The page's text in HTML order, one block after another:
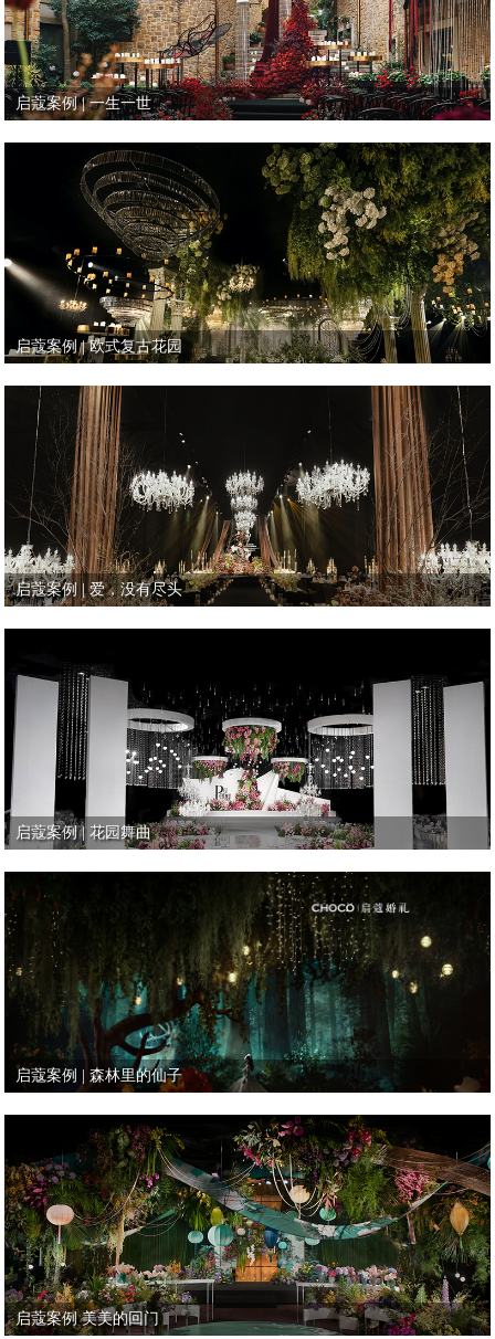
启蔻案例 | 一生一世
启蔻案例 | 欧式复古花园
启蔻案例 | 爱，没有尽头
启蔻案例 | 花园舞曲
启蔻案例 | 森林里的仙子
启蔻案例 美美的回门